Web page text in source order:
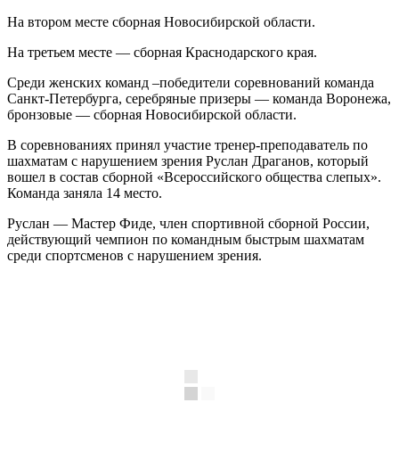
На втором месте сборная Новосибирской области.
На третьем месте — сборная Краснодарского края.
Среди женских команд –победители соревнований команда
Санкт-Петербурга, серебряные призеры — команда Воронежа,
бронзовые — сборная Новосибирской области.
В соревнованиях принял участие тренер-преподаватель по
шахматам с нарушением зрения Руслан Драганов, который
вошел в состав сборной «Всероссийского общества слепых».
Команда заняла 14 место.
Руслан — Мастер Фиде, член спортивной сборной России,
действующий чемпион по командным быстрым шахматам
среди спортсменов с нарушением зрения.